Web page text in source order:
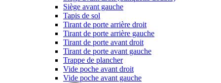
Siège avant gauche
Tapis de sol
Tirant de porte arrière droit
Tirant de porte arrière gauche
Tirant de porte avant droit
Tirant de porte avant gauche
Trappe de plancher
Vide poche avant droit
Vide poche avant gauche